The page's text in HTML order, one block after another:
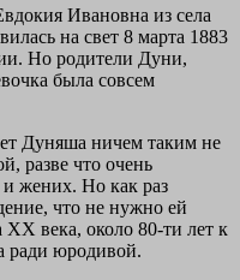
Ивановна из села
на свет 8 марта 1883
Но родители Дуни,
была совсем
Дуняша ничем таким не
разве что очень
жених. Но как раз
что не нужно ей
века, около 80-ти лет к
ради юродивой.